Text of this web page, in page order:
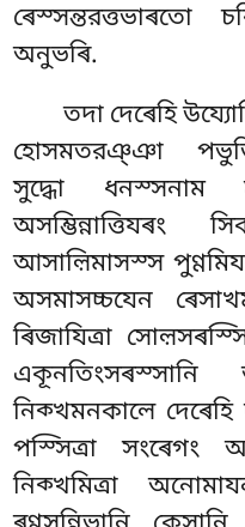
ৰেস্সন্তরত্তভাৰতো
অনুভৰি.
তদা দেৰেহি
হোসমতরঞ্ঞা পভুতি
সুদ্ধো ধনস্সনাম
অসম্ভিন্নাত্তিযৰং
আসাল়িমাসস্স
অসমাসচ্চযেন
ৰিজাযিত্ৰা
একূনতিংসৰস্সানি
নিক্খমনকালে দেৰেহি
পস্সিত্ৰা সংৰেগং
নিক্খমিত্ৰা